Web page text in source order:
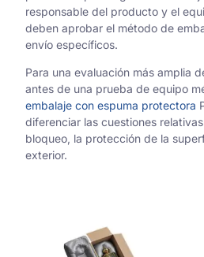
responsable del producto y el
deben aprobar el método de
envío específicos.
Para una evaluación más amplia
antes de una prueba de equipo
embalaje con espuma protectora
diferenciar las cuestiones
bloqueo, la protección de la
exterior.